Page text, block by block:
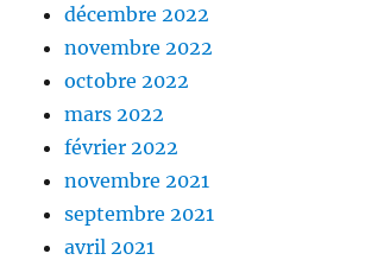
décembre 2022
novembre 2022
octobre 2022
mars 2022
février 2022
novembre 2021
septembre 2021
avril 2021